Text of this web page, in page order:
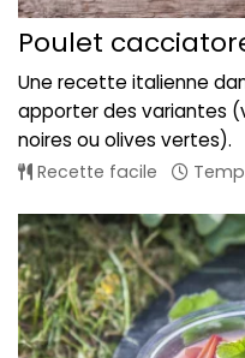
Poulet
Une recette italienne
apporter des variantes
noires ou olives vertes).
Recette facile